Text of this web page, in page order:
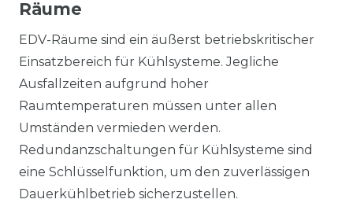
Räume
EDV-Räume sind ein äußerst betriebskritischer
Einsatzbereich für Kühlsysteme. Jegliche
Ausfallzeiten aufgrund hoher
Raumtemperaturen müssen unter allen
Umständen vermieden werden.
Redundanzschaltungen für Kühlsysteme sind
eine Schlüsselfunktion, um den zuverlässigen
Dauerkühlbetrieb sicherzustellen.